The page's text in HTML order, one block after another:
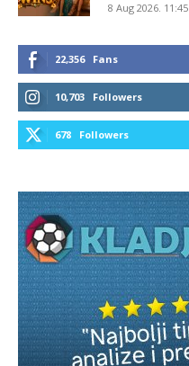
8 Aug 2026. 11:45
22,356 Fans
10,703 Followers
678 Followers